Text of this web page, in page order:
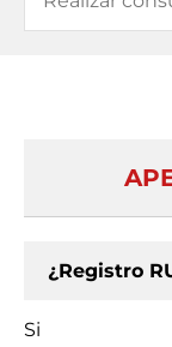
¿Registro
Si